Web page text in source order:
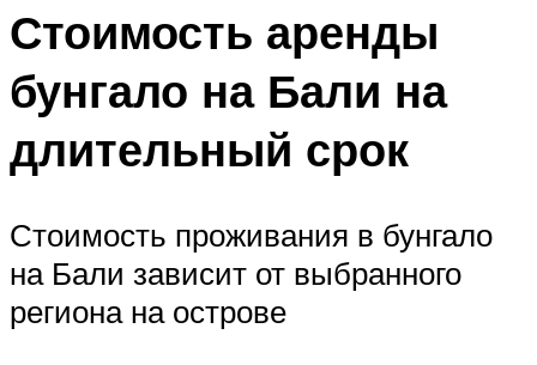
Стоимость аренды
бунгало на Бали на
длительный срок
Стоимость проживания в бунгало
на Бали зависит от выбранного
региона на острове